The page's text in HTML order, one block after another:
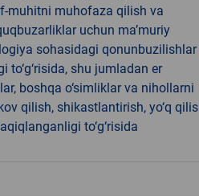
muhitni muhofaza qilish va
uchun ma’muriy
sohasidagi qonunbuzilishlar
shu jumladan er
boshqa o‘simliklar va nihollarni
qilish, shikastlantirish, yo‘q
to‘g‘risida